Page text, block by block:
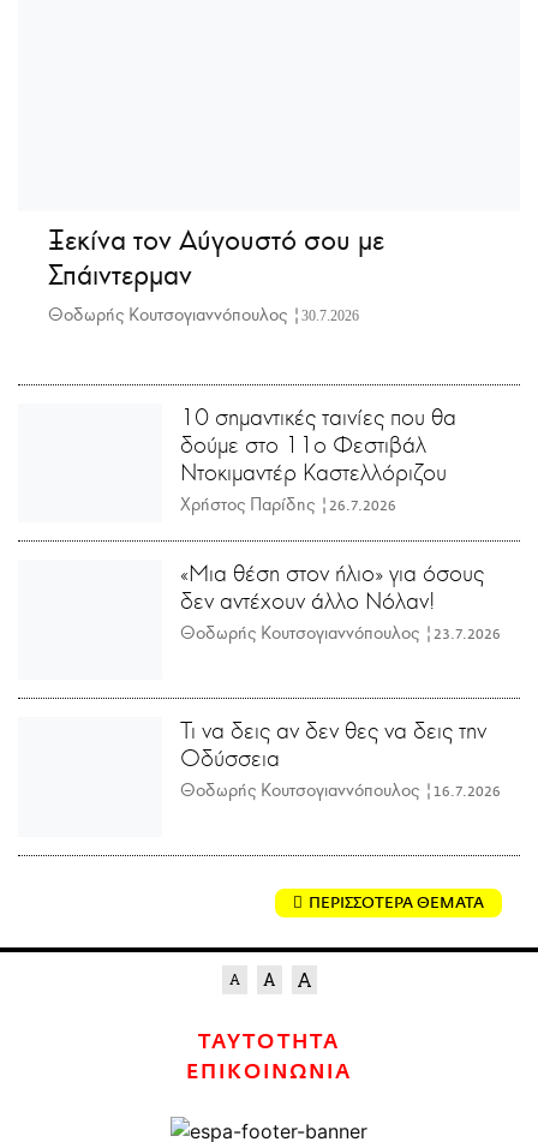
Ξεκίνα τον Αύγουστό σου με
Σπάιντερμαν
Θοδωρής Κουτσογιαννόπουλος | 30.7.2026
10 σημαντικές ταινίες που θα
δούμε στο 11ο Φεστιβάλ
Ντοκιμαντέρ Καστελλόριζου
Χρήστος Παρίδης | 26.7.2026
«Μια θέση στον ήλιο» για όσους
δεν αντέχουν άλλο Νόλαν!
Θοδωρής Κουτσογιαννόπουλος | 23.7.2026
Τι να δεις αν δεν θες να δεις την
Οδύσσεια
Θοδωρής Κουτσογιαννόπουλος | 16.7.2026
ΠΕΡΙΣΣΟΤΕΡΑ ΘΕΜΑΤΑ
ΤΑΥΤΟΤΗΤΑ
ΕΠΙΚΟΙΝΩΝΙΑ